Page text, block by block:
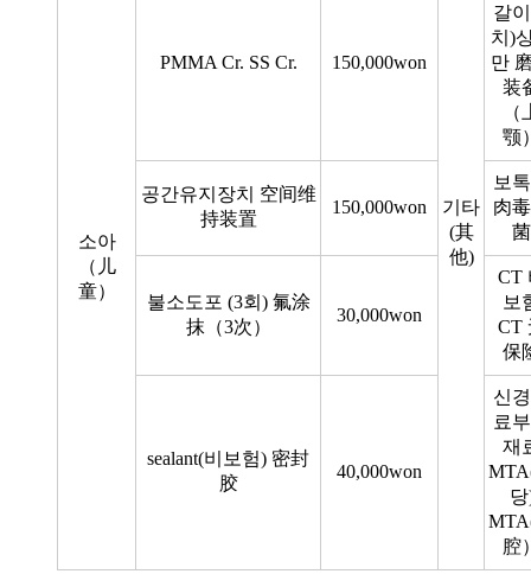
기타
(其
他)
소아
（儿
童）
PMMA Cr. SS Cr. 150,000won
갈
치)
만
装
（
颚
공간유지장치 空间维
持装置
150,000won
보
肉
菌
불소도포 (3회) 氟涂
抹（3次）
30,000won
CT
보
CT
保
sealant(비보험) 密封
胶
40,000won
신
료
재
腔